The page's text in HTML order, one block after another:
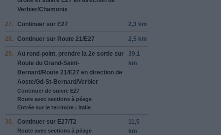
Verbier/Chamonix
27. Continuer sur E27 2,3 km
28. Continuer sur Route 21/E27 2,5 km
29. Au rond-point, prendre la 2e sortie sur
Route du Grand-Saint-
Bernard/Route 21/E27 en direction de
Aoste/Gd-St-Bernard/Verbier
Continuer de suivre E27
Route avec sections à péage
Entrée sur le territoire : Italie
39,1
km
30. Continuer sur E27/T2
Route avec sections à péage
11,5
km